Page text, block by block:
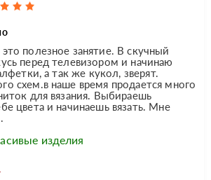
полезное занятие. В скучный
перед телевизором и начинаю
а так же кукол, зверят.
схем.в наше время продается много
для вязания. Выбираешь
цвета и начинаешь вязать. Мне
изделия